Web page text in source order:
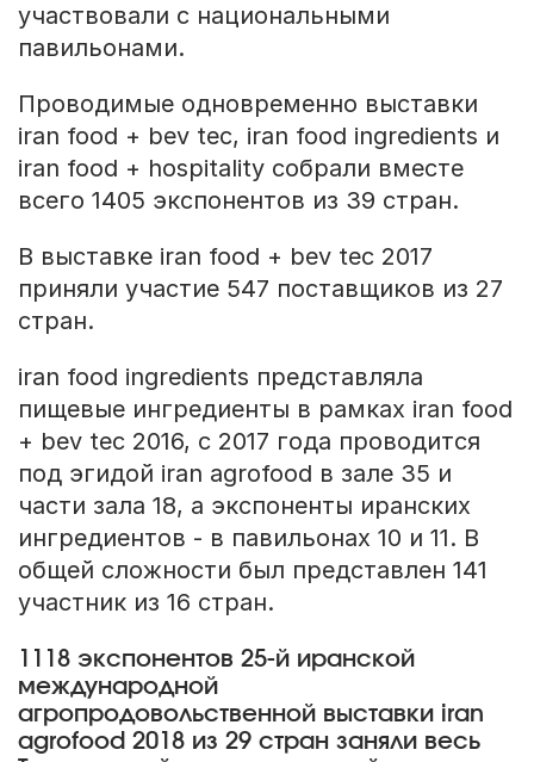
участвовали с национальными
павильонами.
Проводимые одновременно выставки
iran food + bev tec, iran food ingredients и
iran food + hospitality собрали вместе
всего 1405 экспонентов из 39 стран.
В выставке iran food + bev tec 2017
приняли участие 547 поставщиков из 27
стран.
iran food ingredients представляла
пищевые ингредиенты в рамках iran food
+ bev tec 2016, с 2017 года проводится
под эгидой iran agrofood в зале 35 и
части зала 18, а экспоненты иранских
ингредиентов - в павильонах 10 и 11. В
общей сложности был представлен 141
участник из 16 стран.
1118 экспонентов 25-й иранской
международной
агропродовольственной выставки iran
agrofood 2018 из 29 стран заняли весь